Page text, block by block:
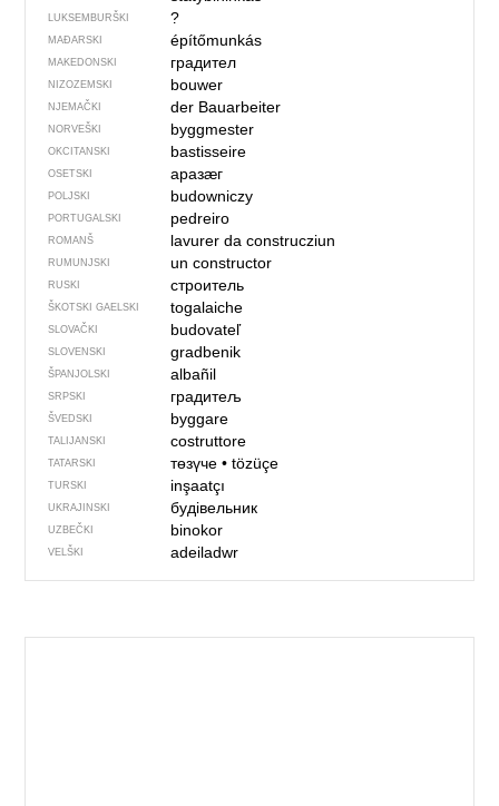
LUKSEMBURŠKI ?
MAĐARSKI építőmunkás
MAKEDONSKI градител
NIZOZEMSKI bouwer
NJEMAČKI der Bauarbeiter
NORVEŠKI byggmester
OKCITANSKI bastisseire
OSETSKI аразӕг
POLJSKI budowniczy
PORTUGALSKI pedreiro
ROMANŠ lavurer da construcziun
RUMUNJSKI un constructor
RUSKI строитель
ŠKOTSKI GAELSKI togalaiche
SLOVAČKI budovateľ
SLOVENSKI gradbenik
ŠPANJOLSKI albañil
SRPSKI градитељ
ŠVEDSKI byggare
TALIJANSKI costruttore
TATARSKI төзүче• tözüçe
TURSKI inşaatçı
UKRAJINSKI будівельник
UZBEČKI binokor
VELŠKI adeiladwr